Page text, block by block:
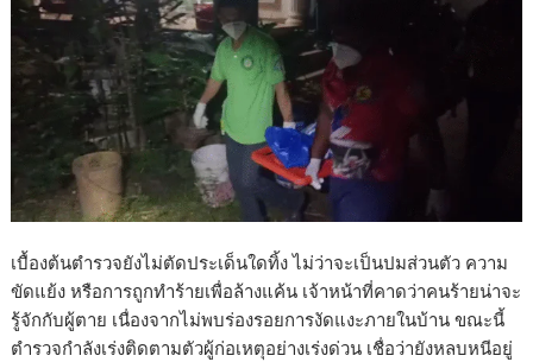
เบื้องต้นตำรวจยังไม่ตัดประเด็นใดทิ้ง ไม่ว่าจะเป็นปมส่วนตัว ความ
ขัดแย้ง หรือการถูกทำร้ายเพื่อล้างแค้น เจ้าหน้าที่คาดว่าคนร้ายน่าจะ
รู้จักกับผู้ตาย เนื่องจากไม่พบร่องรอยการงัดแงะภายในบ้าน ขณะนี้
ตำรวจกำลังเร่งติดตามตัวผู้ก่อเหตุอย่างเร่งด่วน เชื่อว่ายังหลบหนีอยู่